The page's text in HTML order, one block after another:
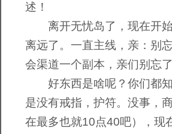
述！
离开无忧岛了，现在开始
离远了。一直主线，亲：别
会渠道一个副本，亲们别忘
好东西是啥呢？你们都知
是没有戒指，护符。没事，
在最多也就10点40吧），现